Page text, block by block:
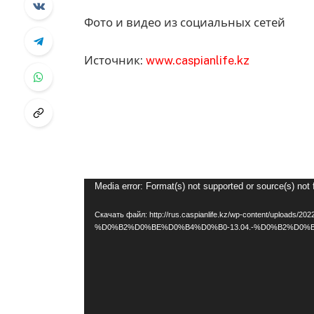
Фото и видео из социальных сетей
Источник: www.caspianlife.kz
Видеоплеер
Media error: Format(s) not supported or source(s) not
Скачать файл: http://rus.caspianlife.kz/wp-content/uploads/
%D0%B2%D0%BE%D0%B4%D0%B0-13.04.-